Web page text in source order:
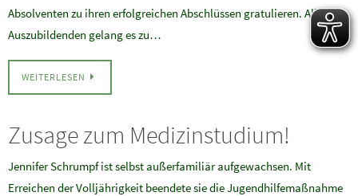
Absolventen zu ihren erfolgreichen Abschlüssen gratulieren. Allen
Auszubildenden gelang es zu…
WEITERLESEN
Zusage zum Medizinstudium!
Jennifer Schrumpf ist selbst außerfamiliär aufgewachsen. Mit
Erreichen der Volljährigkeit beendete sie die Jugendhilfemaßnahme